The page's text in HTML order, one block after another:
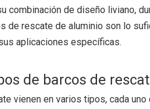
combinación de diseño liviano,
de rescate de aluminio son lo
aplicaciones específicas.
de barcos de
vienen en varios tipos, cada